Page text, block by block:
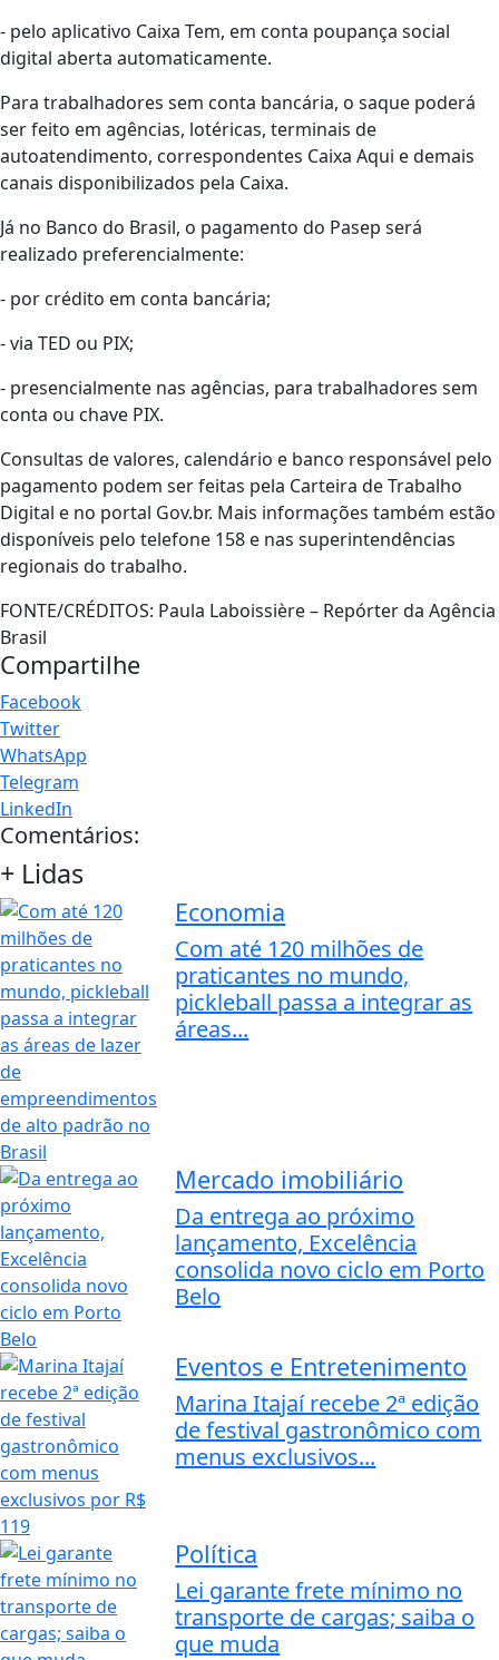
- pelo aplicativo Caixa Tem, em conta poupança social
digital aberta automaticamente.
Para trabalhadores sem conta bancária, o saque poderá
ser feito em agências, lotéricas, terminais de
autoatendimento, correspondentes Caixa Aqui e demais
canais disponibilizados pela Caixa.
Já no Banco do Brasil, o pagamento do Pasep será
realizado preferencialmente:
- por crédito em conta bancária;
- via TED ou PIX;
- presencialmente nas agências, para trabalhadores sem
conta ou chave PIX.
Consultas de valores, calendário e banco responsável pelo
pagamento podem ser feitas pela Carteira de Trabalho
Digital e no portal Gov.br. Mais informações também estão
disponíveis pelo telefone 158 e nas superintendências
regionais do trabalho.
FONTE/CRÉDITOS: Paula Laboissière – Repórter da Agência
Brasil
Compartilhe
Facebook
Twitter
WhatsApp
Telegram
LinkedIn
Comentários:
+ Lidas
Economia
Com até 120 milhões de
praticantes no mundo,
pickleball passa a integrar as
áreas...
Mercado imobiliário
Da entrega ao próximo
lançamento, Excelência
consolida novo ciclo em Porto
Belo
Eventos e Entretenimento
Marina Itajaí recebe 2ª edição
de festival gastronômico com
menus exclusivos...
Política
Lei garante frete mínimo no
transporte de cargas; saiba o
que muda